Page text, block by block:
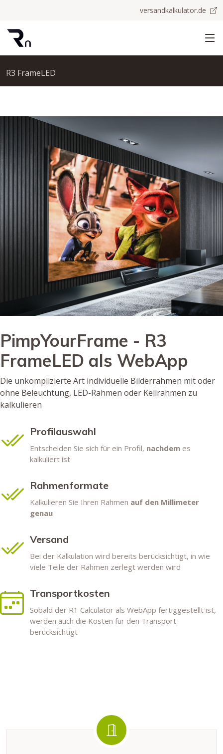
versandkalkulator.de
R3 FrameLED
PimpYourFrame - R3
FrameLED als WebApp
Die unkomplizierte Art individuelle Bilderrahmen mit oder
ohne Beleuchtung, LED-Rahmen oder Keilrahmen zu
kalkulieren
Profilauswahl
Entscheiden Sie sich für ein Profil, nachdem es
kalkuliert ist
Rahmenformate
Kalkulieren Sie Ihren Rahmen auf den Millimeter
genau
Versand
Bei der Kalkulation wird bereits berücksichtigt, in wie
viele Teile der Rahmen zerlegt werden wird
Transportkosten
Sobald der R1 Calculator als WebApp fertiggestellt ist,
werden auch die Kosten für den Transport
berücksichtigt